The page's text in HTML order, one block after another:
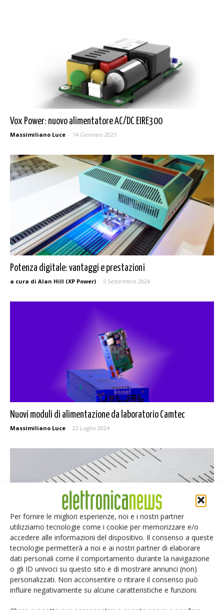
Per fornire le migliori esperienze, noi e i nostri partner
utilizziamo tecnologie come i cookie per memorizzare e/o
accedere alle informazioni del dispositivo. Il consenso a queste
tecnologie permetterà a noi e ai nostri partner di elaborare
dati personali come il comportamento durante la navigazione
o gli ID univoci su questo sito e di mostrare annunci (non)
personalizzati. Non acconsentire o ritirare il consenso può
influire negativamente su alcune caratteristiche e funzioni.
Vox Power: nuovo alimentatore AC/DC EIRE300
Massimiliano Luce - 14 Gennaio 2025
Potenza digitale: vantaggi e prestazioni
a cura di Alan Hill (XP Power) - 5 Settembre 2024
Nuovi moduli di alimentazione da laboratorio Camtec
Massimiliano Luce - 22 Luglio 2024
Il nuovo LCT di Murata contro il rumore di alimentazione
Massimiliano Luce